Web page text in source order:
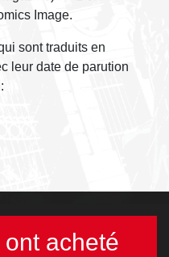
Image.
sont traduits en
leur date de parution
acheté